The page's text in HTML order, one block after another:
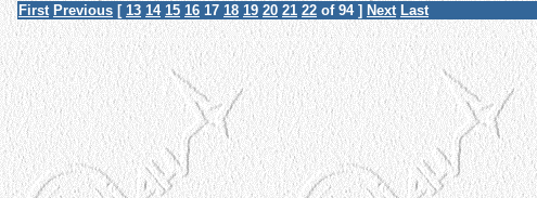
First Previous [ 13 14 15 16 17 18 19 20 21 22 of 94 ] Next Last